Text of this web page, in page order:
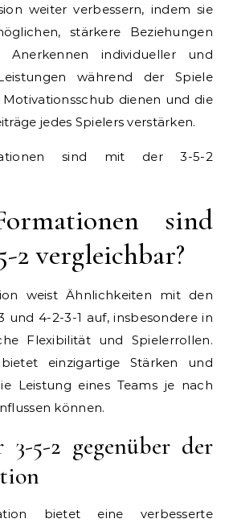
weiter verbessern, indem sie
stärkere Beziehungen
Anerkennen individueller und
während der Spiele
dienen und die
jedes Spielers verstärken.
sind
2 vergleichbar?
weist Ähnlichkeiten mit den
und 4-2-3-1 auf, insbesondere in
Flexibilität und Spielerrollen.
einzigartige Stärken und
Leistung eines Teams je nach
können.
5-2 gegenüber der
bietet eine verbesserte